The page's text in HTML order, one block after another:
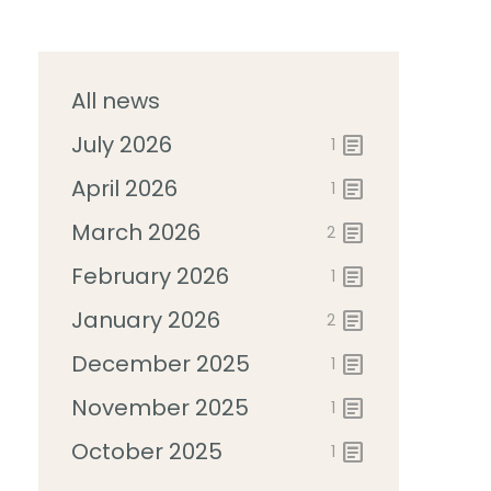
All news
July 2026
1 article
April 2026
1 article
March 2026
2 article
February 2026
1 article
January 2026
2 article
December 2025
1 article
November 2025
1 article
October 2025
1 article